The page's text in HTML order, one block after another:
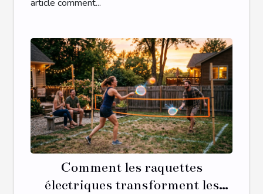
article comment...
Comment les raquettes
électriques transforment les